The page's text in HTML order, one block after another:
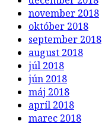
november 2018
október 2018
september 2018
august 2018
júl 2018
jún 2018
máj 2018
apríl 2018
marec 2018